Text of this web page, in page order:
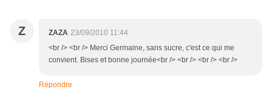
Z ZAZA 23/09/2010 11:44
<br /> <br /> Merci Germaine, sans sucre, c'est ce qui me
convient. Bises et bonne journée<br /> <br /> <br /> <br />
Répondre